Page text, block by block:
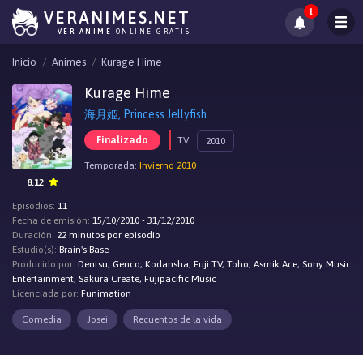
VERANIMES.NET
VER ANIME ONLINE GRATIS
1
Inicio Animes Kurage Hime
Kurage Hime
海月姫, Princess Jellyfish
Finalizado TV 2010
Temporada: Invierno 2010
8.12
Episodios: 11
Fecha de emisión: 15/10/2010 - 31/12/2010
Duración: 22 minutos por episodio
Estudio(s): Brain's Base
Producido por: Dentsu, Genco, Kodansha, Fuji TV, Toho, Asmik Ace, Sony Music
Entertainment, Sakura Create, Fujipacific Music
Licenciada por: Funimation
Comedia Josei Recuentos de la vida